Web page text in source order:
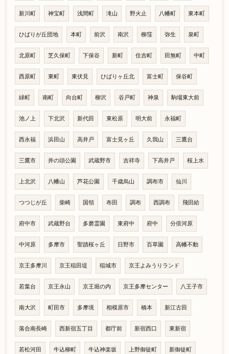
新川町 神宝町 浅間町 滝山 野火止 八幡町 東本町
ひばりが丘団地 本町 前沢 南沢 柳窪 弥生 泉町
北原町 芝久保町 下保谷 新町 住吉町 田無町 中町
西原町 東町 東伏見 ひばりヶ丘北 富士町 保谷町
緑町 南町 向台町 柳沢 谷戸町 神泉 駒場東大前
池ノ上 下北沢 新代田 東松原 明大前 永福町
西永福 浜田山 高井戸 富士見ヶ丘 久我山 三鷹台
三鷹市 井の頭公園 武蔵野市 吉祥寺 下高井戸 桜上水
上北沢 八幡山 芦花公園 千歳烏山 調布市 仙川
つつじが丘 柴崎 国領 布田 調布 西調布 飛田給
府中市 武蔵野台 多磨霊園 東府中 府中 分倍河原
中河原 多摩市 聖蹟桜ヶ丘 日野市 百草園 高幡不動
京王多摩川 京王稲田堤 稲城市 京王よみうりランド
若葉台 京王永山 京王堀の内 京王多摩センター 八王子市
南大沢 町田市 多摩境 相模原市 橋本 新江古田
落合南長崎 西新宿五丁目 都庁前 新宿西口 東新宿
若松河田 牛込柳町 牛込神楽坂 上野御徒町 新御徒町